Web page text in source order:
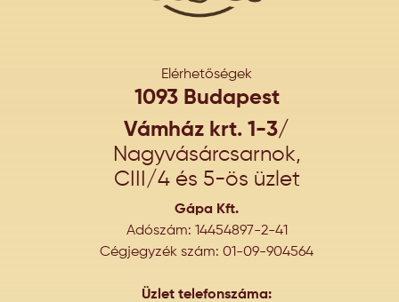
Elérhetőségek
1093 Budapest
Vámház krt. 1-3/
Nagyvásárcsarnok,
CIII/4 és 5-ös üzlet
Gápa Kft.
Adószám: 14454897-2-41
Cégjegyzék szám: 01-09-904564
Üzlet telefonszáma: